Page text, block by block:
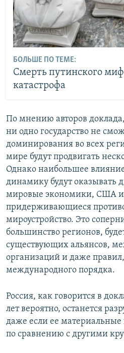
БОЛЬШЕ ПО ТЕМЕ:
Смерть путинского
катастрофа
По мнению авторов
ни одно государство не
доминирования во всех
мире будут продвигать
Однако наибольшее
динамику будут оказывать
мировые экономики, США и
придерживающиеся
мироустройство. Это
большинство регионов,
существующих альянсов,
организаций и даже
международного порядка.
Россия, как говорится в
лет вероятно, останется
даже если ее материальные
по сравнению с другими